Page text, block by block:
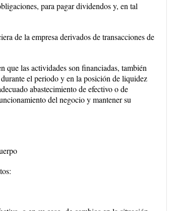
para pagar dividendos y, en tal
de la empresa derivados de transacciones de
que las actividades son financiadas, también
el periodo y en la posición de liquidez
abastecimiento de efectivo o de
del negocio y mantener su